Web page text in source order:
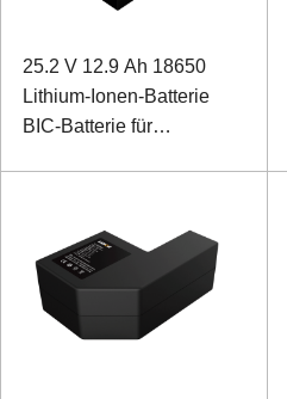
25.2 V 12.9 Ah 18650
Lithium-Ionen-Batterie
BIC-Batterie für